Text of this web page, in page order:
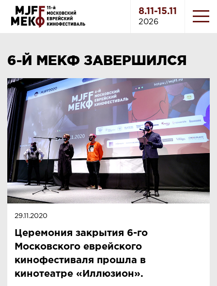
8.11-15.11
2026
6-Й МЕКФ ЗАВЕРШИЛСЯ
29.11.2020
Церемония закрытия 6-го
Московского еврейского
кинофестиваля прошла в
кинотеатре «Иллюзион».